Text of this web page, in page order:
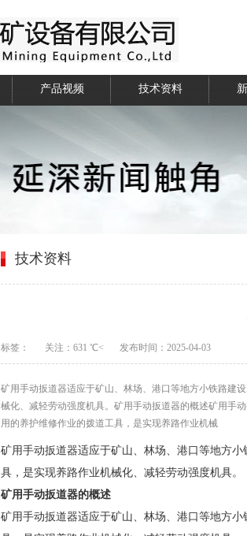
产品视频 技术资料
技术资料
标签： 关注：631 ℃< 发布时间：2025-04-03
矿用手动扳道器适应于矿山、林场、港口等地方小铁路建
械化、减轻劳动强度机具。矿用手动扳道器的概述矿用手
用的养护维修作业的拨道工具，是实现养路作业机械
矿用手动扳道器适应于矿山、林场、港口等地方
具，是实现养路作业机械化、减轻劳动强度机具。
矿用手动扳道器的概述
矿用手动扳道器适应于矿山、林场、港口等地方